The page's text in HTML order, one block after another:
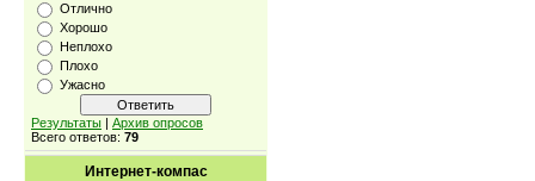
Отлично
Хорошо
Неплохо
Плохо
Ужасно
Результаты | Архив опросов
Всего ответов: 79
Интернет-компас